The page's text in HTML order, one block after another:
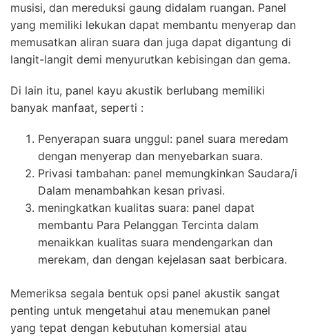
musisi, dan mereduksi gaung didalam ruangan. Panel
yang memiliki lekukan dapat membantu menyerap dan
memusatkan aliran suara dan juga dapat digantung di
langit-langit demi menyurutkan kebisingan dan gema.
Di lain itu, panel kayu akustik berlubang memiliki
banyak manfaat, seperti :
Penyerapan suara unggul: panel suara meredam
dengan menyerap dan menyebarkan suara.
Privasi tambahan: panel memungkinkan Saudara/i
Dalam menambahkan kesan privasi.
meningkatkan kualitas suara: panel dapat
membantu Para Pelanggan Tercinta dalam
menaikkan kualitas suara mendengarkan dan
merekam, dan dengan kejelasan saat berbicara.
Memeriksa segala bentuk opsi panel akustik sangat
penting untuk mengetahui atau menemukan panel
yang tepat dengan kebutuhan komersial atau